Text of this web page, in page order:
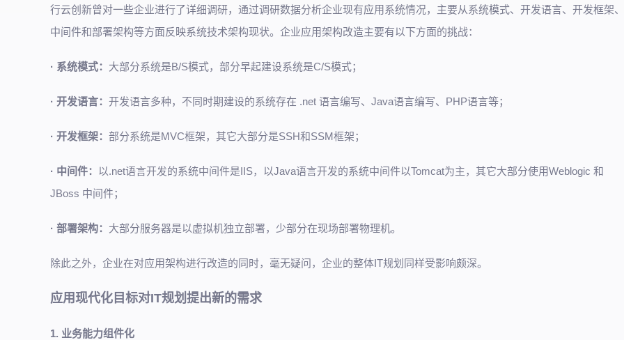
行云创新曾对一些企业进行了详细调研，通过调研数据分析企业现有应用系统情况，主要从系统模式、开发语言、开发框架、
中间件和部署架构等方面反映系统技术架构现状。企业应用架构改造主要有以下方面的挑战：
· 系统模式： 大部分系统是B/S模式，部分早起建设系统是C/S模式；
· 开发语言： 开发语言多种，不同时期建设的系统存在 .net 语言编写、Java语言编写、PHP语言等；
· 开发框架： 部分系统是MVC框架，其它大部分是SSH和SSM框架；
· 中间件： 以.net语言开发的系统中间件是IIS，以Java语言开发的系统中间件以Tomcat为主，其它大部分使用Weblogic 和
JBoss 中间件；
· 部署架构： 大部分服务器是以虚拟机独立部署，少部分在现场部署物理机。
除此之外，企业在对应用架构进行改造的同时，毫无疑问，企业的整体IT规划同样受影响颇深。
应用现代化目标对IT规划提出新的需求
1. 业务能力组件化